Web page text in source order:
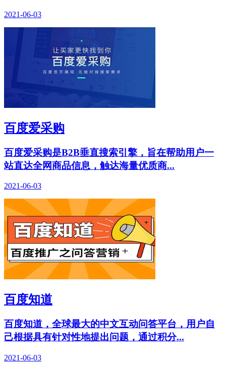
2021-06-03
百度爱采购
百度爱采购是B2B垂直搜索引擎，旨在帮助用户一
站直达全网商品信息，触达海量优质商...
2021-06-03
百度知道
百度知道，全球最大的中文互动问答平台，用户自
己根据具有针对性地提出问题，通过积分...
2021-06-03